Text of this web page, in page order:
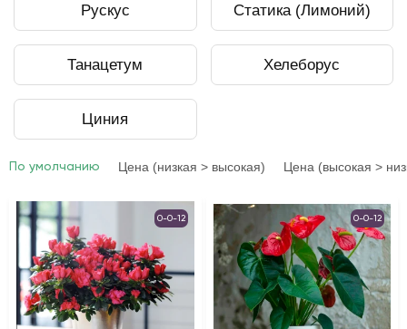
Рускус Статика (Лимоний)
Танацетум Хелеборус
Циния
По умолчанию Цена (низкая > высокая) Цена (высокая >
0-0-12 0-0-12